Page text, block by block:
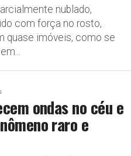
nublado,
com força no rosto,
quase imóveis, como se
ondas no céu e
raro e